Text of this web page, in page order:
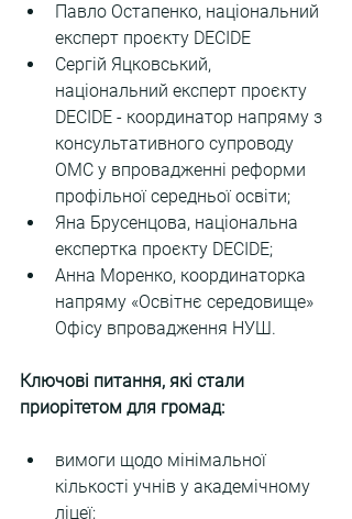
Павло Остапенко, національний
експерт проєкту DECIDE
Сергій Яцковський,
національний експерт проєкту
DECIDE - координатор напряму з
консультативного супроводу
ОМС у впровадженні реформи
профільної середньої освіти;
Яна Брусенцова, національна
експертка проєкту DECIDE;
Анна Моренко, координаторка
напряму «Освітнє середовище»
Офісу впровадження НУШ.
Ключові питання, які стали
приорітетом для громад:
вимоги щодо мінімальної
кількості учнів у академічному
ліцеї;